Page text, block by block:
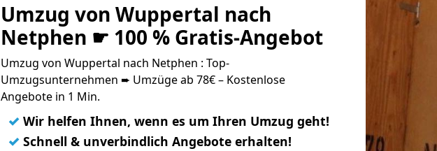
Umzug von Wuppertal nach
Netphen ☛ 100 % Gratis-Angebot
Umzug von Wuppertal nach Netphen : Top-
Umzugsunternehmen ➨ Umzüge ab 78€ – Kostenlose
Angebote in 1 Min.
✓ Wir helfen Ihnen, wenn es um Ihren Umzug geht!
✓ Schnell & unverbindlich Angebote erhalten!